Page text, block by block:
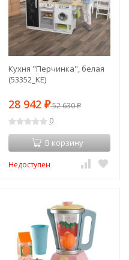
Кухня "Перчинка", белая
(53352_KE)
28 942 ₽52 630₽
0
В корзину
Недоступен